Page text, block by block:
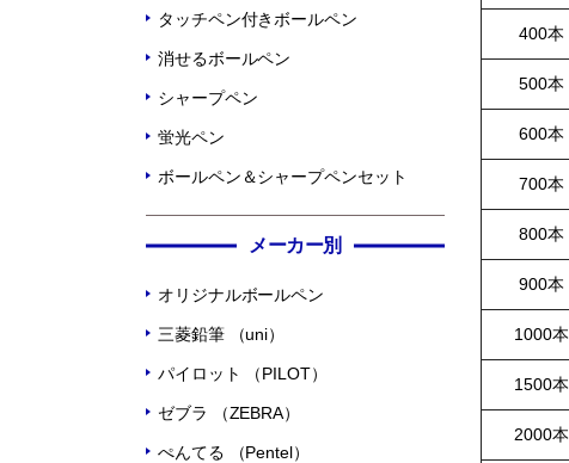
タッチペン付きボールペン
消せるボールペン
シャープペン
蛍光ペン
ボールペン＆シャープペンセット
メーカー別
オリジナルボールペン
三菱鉛筆 （uni）
パイロット （PILOT）
ゼブラ （ZEBRA）
ぺんてる （Pentel）
400本
500本
600本
700本
800本
900本
1000本
1500本
2000本